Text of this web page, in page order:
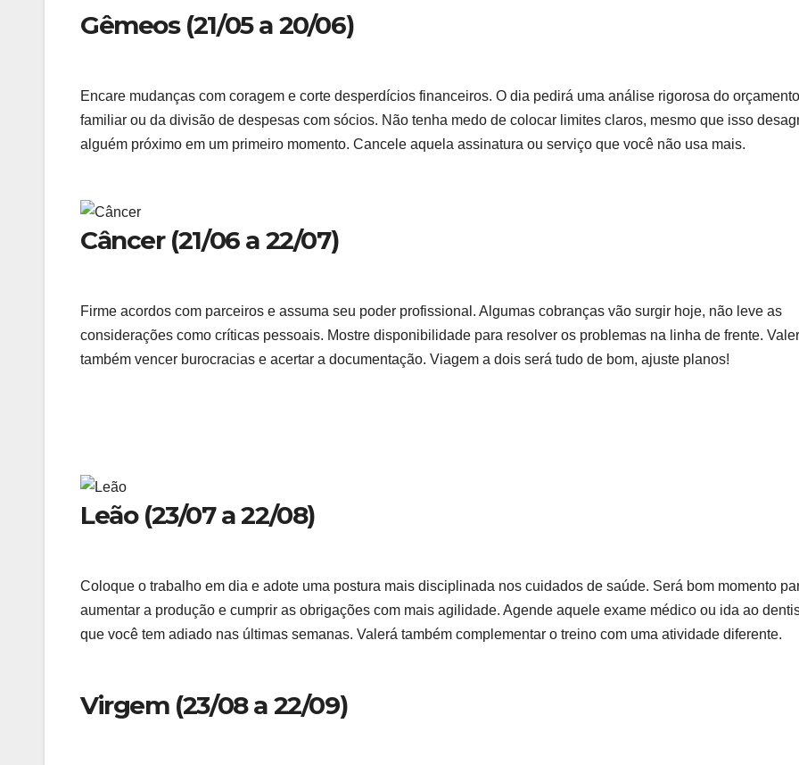
Gêmeos (21/05 a 20/06)
Encare mudanças com coragem e corte desperdícios financeiros. O dia pedirá uma análise rigorosa do orçamento
familiar ou da divisão de despesas com sócios. Não tenha medo de colocar limites claros, mesmo que isso
alguém próximo em um primeiro momento. Cancele aquela assinatura ou serviço que você não usa mais.
Câncer (21/06 a 22/07)
Firme acordos com parceiros e assuma seu poder profissional. Algumas cobranças vão surgir hoje, não leve as
considerações como críticas pessoais. Mostre disponibilidade para resolver os problemas na linha de frente.
também vencer burocracias e acertar a documentação. Viagem a dois será tudo de bom, ajuste planos!
Leão (23/07 a 22/08)
Coloque o trabalho em dia e adote uma postura mais disciplinada nos cuidados de saúde. Será bom momento
aumentar a produção e cumprir as obrigações com mais agilidade. Agende aquele exame médico ou ida ao
que você tem adiado nas últimas semanas. Valerá também complementar o treino com uma atividade diferente.
Virgem (23/08 a 22/09)